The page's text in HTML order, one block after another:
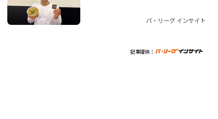
パ・リーグ インサイト
記事提供：